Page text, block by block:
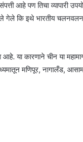
आहे पण तिचा व्यापारी
गेले कि इथे भारतीय चलनवलन
आहे. या कारणाने चीन या
मणिपूर, नागालँड,